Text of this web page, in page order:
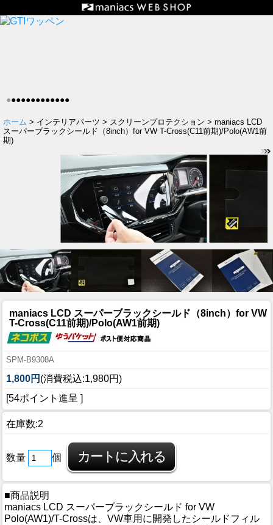
●●●●●●●●●●●●●
ホーム > インテリアパーツ > スクリーンプロテクション > maniacs LCD
スーパーブラックシールド（8inch）for VW T-Cross(C11前期)/Polo(AW1前
期)
maniacs LCD スーパーブラックシールド（8inch）for VW
T-Cross(C11前期)/Polo(AW1前期)
SPM-B9308A
1,800円 (消費税込:1,980円)
[54ポイント進呈 ]
在庫数:2
数量 個
■商品説明
maniacs LCD スーパーブラックシールド for VW
Polo(AW1)/T-Crossは、VW車用に開発したシールドフィル